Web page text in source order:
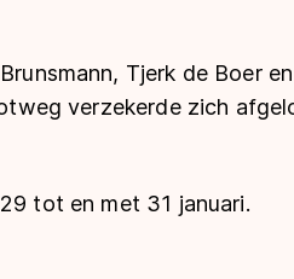
Tjerk de Boer
verzekerde zich
tot en met 31 januari.